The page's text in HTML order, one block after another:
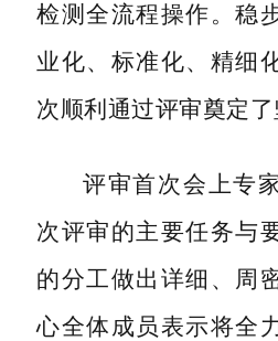
检测全流程操作。稳
业化、标准化、精细
次顺利通过评审奠定了
评审首次会上专
次评审的主要任务与
的分工做出详细、周
心全体成员表示将全